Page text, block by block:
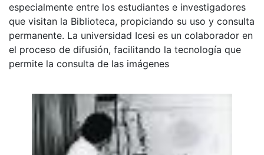
especialmente entre los estudiantes e investigadores
que visitan la Biblioteca, propiciando su uso y consulta
permanente. La universidad Icesi es un colaborador en
el proceso de difusión, facilitando la tecnología que
permite la consulta de las imágenes